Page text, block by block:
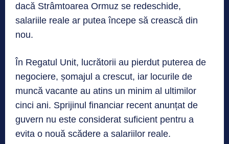
dacă Strâmtoarea Ormuz se redeschide,
salariile reale ar putea începe să crească din
nou.
În Regatul Unit, lucrătorii au pierdut puterea de
negociere, șomajul a crescut, iar locurile de
muncă vacante au atins un minim al ultimilor
cinci ani. Sprijinul financiar recent anunțat de
guvern nu este considerat suficient pentru a
evita o nouă scădere a salariilor reale.